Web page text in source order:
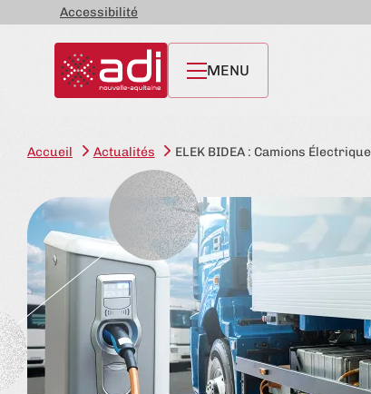
Accessibilité
MENU
Accueil Actualités ELEK BIDEA : Camions